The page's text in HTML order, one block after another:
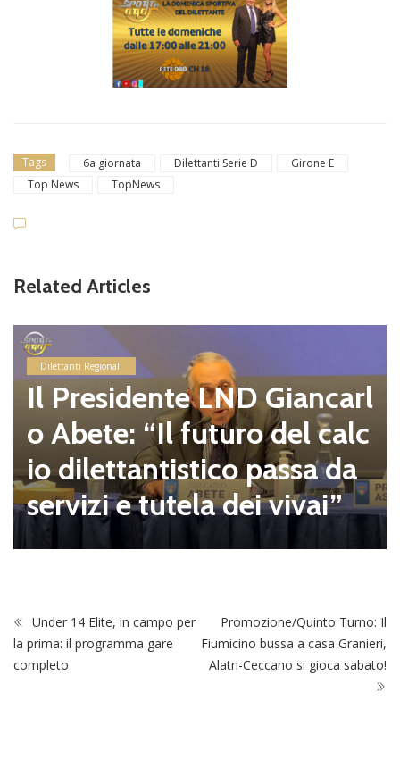
Tags 6a giornata Dilettanti Serie D
Girone E
Top News
TopNews
Related Articles
Dilettanti Regionali
Il Presidente LND Giancarl
o Abete: “Il futuro del calc
io dilettantistico passa da
servizi e tutela dei vivai”
Under 14 Elite, in campo per
la prima: il programma gare
completo
Promozione/Quinto Turno: Il
Fiumicino bussa a casa Granieri,
Alatri-Ceccano si gioca sabato!